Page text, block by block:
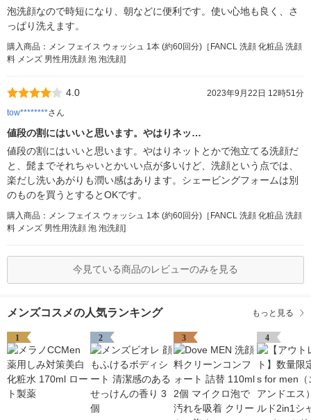
泡洗顔なので時短になり、朝などに便利です。使い心地も良く、さ
っぱり洗えます。
購入商品：メン フェイス ウォッシュ 1本 (約60回分)［FANCL 洗顔 化粧品 洗顔
料 メンズ 男性用洗顔 泡 泡洗顔]
4.0
2023年9月22日 12時51分
tow********さん
値段の割にはいいと思います。やはりネッ…
値段の割にはいいと思います。やはりネットとかで泡立てる洗顔だ
と、髭までそれちゃいとかいい点が多いけど、洗顔という点では、
楽だし洗いあがりも潤い感はあります。シェービングフォームは別
のものを買うとするとOKです。
購入商品：メン フェイス ウォッシュ 1本 (約60回分)［FANCL 洗顔 化粧品 洗顔
料 メンズ 男性用洗顔 泡 泡洗顔]
今見ている商品のレビューのみを見る
メンズコスメの人気ランキング もっと見る
1 2 3 4